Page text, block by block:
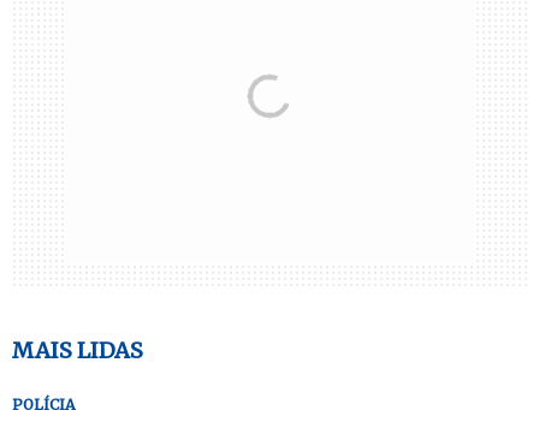
MAIS LIDAS
POLÍCIA